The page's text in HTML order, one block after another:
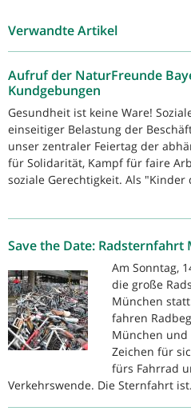
Verwandte Artikel
Aufruf der NaturFreunde
Kundgebungen
Gesundheit ist keine Ware!
einseitiger Belastung der
unser zentraler Feiertag der
für Solidarität, Kampf für faire
soziale Gerechtigkeit. Als
Save the Date: Radsternfahrt
Am Sonntag,
die große
München
fahren
München und
Zeichen für
fürs Fahrrad
Verkehrswende. Die Sternfahrt